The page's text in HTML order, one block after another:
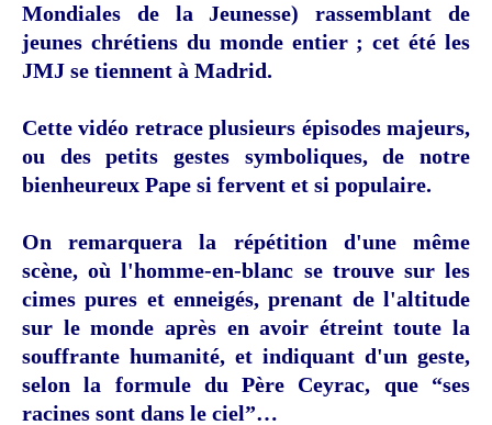
Mondiales de la Jeunesse) rassemblant de
jeunes chrétiens du monde entier ; cet été les
JMJ se tiennent à Madrid.
Cette vidéo retrace plusieurs épisodes majeurs,
ou des petits gestes symboliques, de notre
bienheureux Pape si fervent et si populaire.
On remarquera la répétition d'une même
scène, où l'homme-en-blanc se trouve sur les
cimes pures et enneigés, prenant de l'altitude
sur le monde après en avoir étreint toute la
souffrante humanité, et indiquant d'un geste,
selon la formule du Père Ceyrac, que “ses
racines sont dans le ciel”…